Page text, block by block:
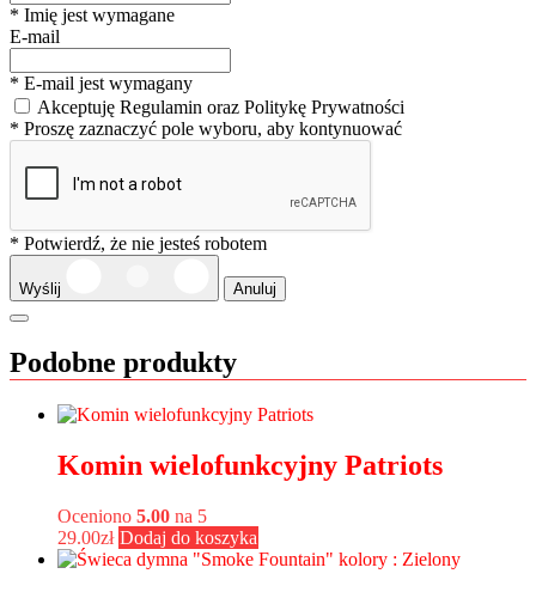
* Imię jest wymagane
E-mail
* E-mail jest wymagany
Akceptuję Regulamin oraz Politykę Prywatności
* Proszę zaznaczyć pole wyboru, aby kontynuować
* Potwierdź, że nie jesteś robotem
Wyślij Anuluj
Podobne produkty
Komin wielofunkcyjny Patriots
Oceniono 5.00 na 5
29.00zł Dodaj do koszyka